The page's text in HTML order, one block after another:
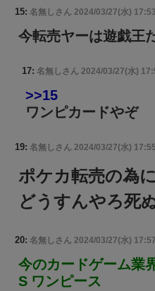
15: 名無しさん 2024/03/27(水)
今転売ヤーは遊戯王
17: 名無しさん 2024/03/27(水)
>>15
ワンピカードやぞ
19: 名無しさん 2024/03/27(水)
ポケカ転売の為
どうすんやろ死
20: 名無しさん 2024/03/27(水)
今のカードゲーム業
S ワンピース